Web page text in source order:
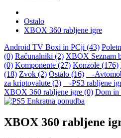
Ostalo
XBOX 360 rabljene igre
Android TV Boxi in PCji (43)
(0) Računalniki (2) XBOX Seznam
(0) Komponente (27) Konzole (176)
(18) Zvok (2) Ostalo (16) -
za kriptovalute (3)
-PS3 rabljene
XBOX 360 rabljene igre (0) Dom in
XBOX 360 rabljene